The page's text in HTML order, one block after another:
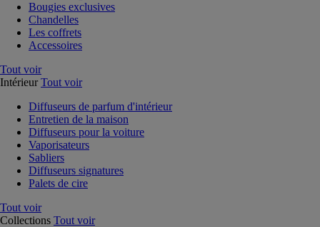
Bougies exclusives
Chandelles
Les coffrets
Accessoires
Tout voir
Intérieur Tout voir
Diffuseurs de parfum d'intérieur
Entretien de la maison
Diffuseurs pour la voiture
Vaporisateurs
Sabliers
Diffuseurs signatures
Palets de cire
Tout voir
Collections Tout voir